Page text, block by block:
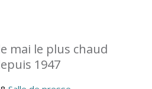
mai le plus chaud
1947